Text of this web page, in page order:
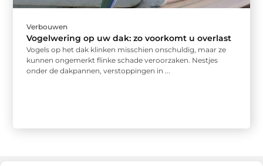
Verbouwen
Vogelwering op uw dak: zo voorkomt u overlast
Vogels op het dak klinken misschien onschuldig, maar ze
kunnen ongemerkt flinke schade veroorzaken. Nestjes
onder de dakpannen, verstoppingen in ...